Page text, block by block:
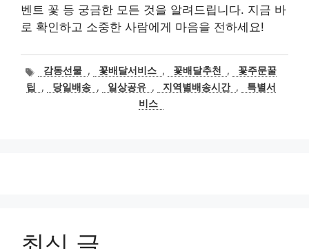
벤트 꽃 등 궁금한 모든 것을 알려드립니다. 지금 바
로 확인하고 소중한 사람에게 마음을 전하세요!
태감동선물 , 꽃배달서비스 , 꽃배달추천 ,
꽃주문꿀
팁
, 당일배송 , 일상공유 , 지역별배송시간 ,
특별서
비스